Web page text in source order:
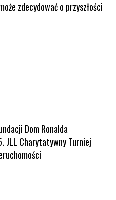
zdecydować o przyszłości
Dom Ronalda
JLL Charytatywny Turniej